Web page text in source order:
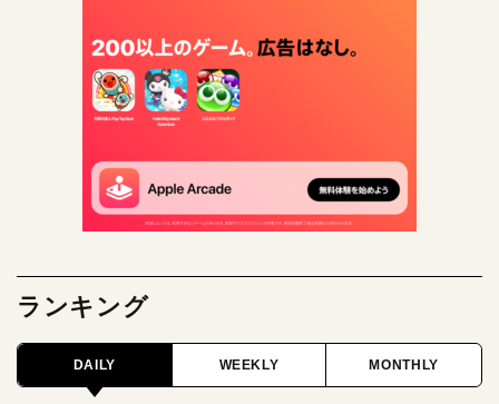
ランキング
DAILY WEEKLY MONTHLY